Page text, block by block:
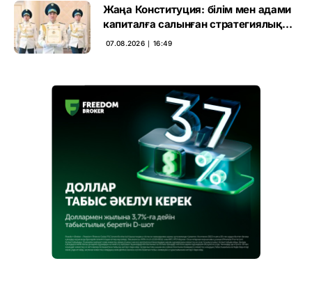
Жаңа Конституция: білім мен адами
капиталға салынған стратегиялық
негіз
07.08.2026 ∣ 16:49